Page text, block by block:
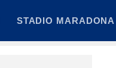
STADIO MARADONA